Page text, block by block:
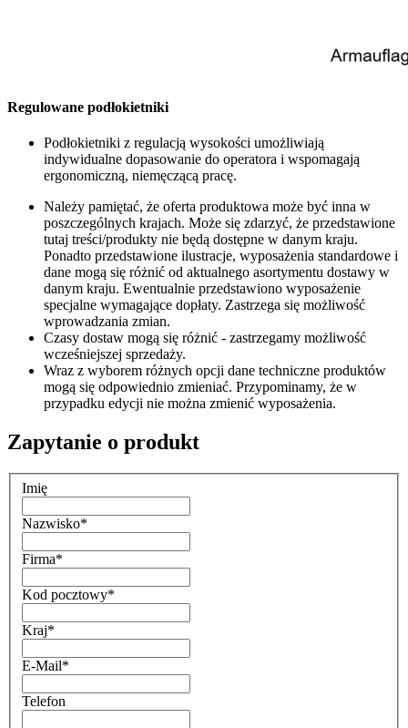
Regulowane podłokietniki
Podłokietniki z regulacją wysokości umożliwiają
indywidualne dopasowanie do operatora i wspomagają
ergonomiczną, niemęczącą pracę.
Należy pamiętać, że oferta produktowa może być inna w
poszczególnych krajach. Może się zdarzyć, że przedstawione
tutaj treści/produkty nie będą dostępne w danym kraju.
Ponadto przedstawione ilustracje, wyposażenia standardowe i
dane mogą się różnić od aktualnego asortymentu dostawy w
danym kraju. Ewentualnie przedstawiono wyposażenie
specjalne wymagające dopłaty. Zastrzega się możliwość
wprowadzania zmian.
Czasy dostaw mogą się różnić - zastrzegamy możliwość
wcześniejszej sprzedaży.
Wraz z wyborem różnych opcji dane techniczne produktów
mogą się odpowiednio zmieniać. Przypominamy, że w
przypadku edycji nie można zmienić wyposażenia.
Zapytanie o produkt
Imię
Nazwisko*
Firma*
Kod pocztowy*
Kraj*
E-Mail*
Telefon